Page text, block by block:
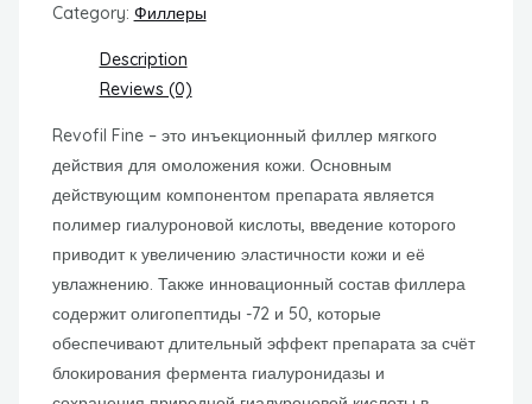
Category: Филлеры
Description
Reviews (0)
Revofil Fine – это инъекционный филлер мягкого
действия для омоложения кожи. Основным
действующим компонентом препарата является
полимер гиалуроновой кислоты, введение которого
приводит к увеличению эластичности кожи и её
увлажнению. Также инновационный состав филлера
содержит олигопептиды -72 и 50, которые
обеспечивают длительный эффект препарата за счёт
блокирования фермента гиалуронидазы и